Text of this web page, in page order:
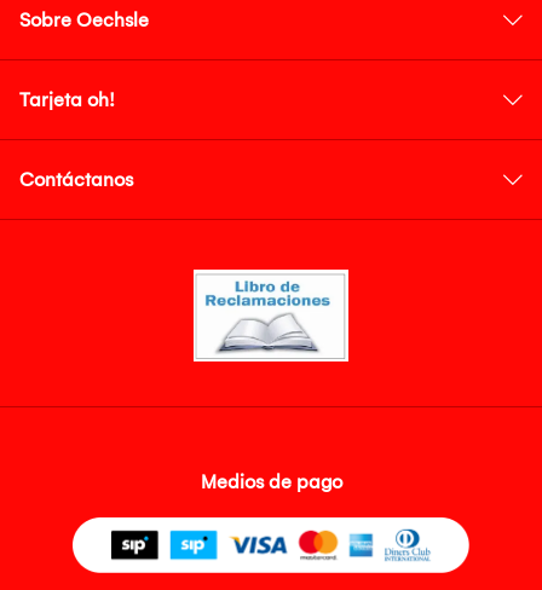
Sobre Oechsle
Tarjeta oh!
Contáctanos
Medios de pago